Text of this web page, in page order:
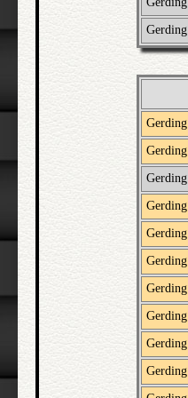
Gerding
Gerding
Gerding
Gerding
Gerding
Gerding
Gerding
Gerding
Gerding
Gerding
Gerding